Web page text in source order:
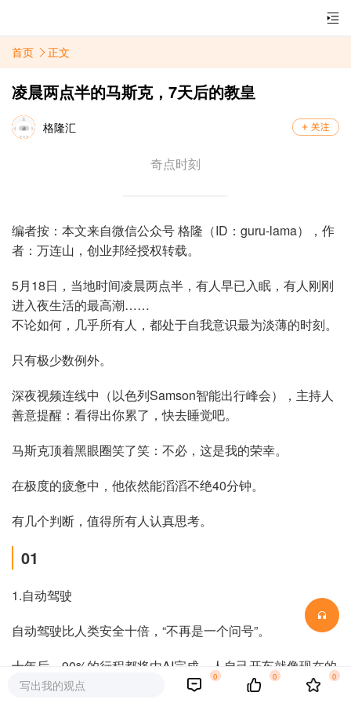
首页 正文
凌晨两点半的马斯克，7天后的教皇
格隆汇
奇点时刻
编者按：本文来自微信公众号 格隆（ID：guru-lama），作
者：万连山，创业邦经授权转载。
5月18日，当地时间凌晨两点半，有人早已入眠，有人刚刚
进入夜生活的最高潮……
不论如何，几乎所有人，都处于自我意识最为淡薄的时刻。
只有极少数例外。
深夜视频连线中（以色列Samson智能出行峰会），主持人
善意提醒：看得出你累了，快去睡觉吧。
马斯克顶着黑眼圈笑了笑：不必，这是我的荣幸。
在极度的疲惫中，他依然能滔滔不绝40分钟。
有几个判断，值得所有人认真思考。
01
1.自动驾驶
自动驾驶比人类安全十倍，“不再是一个问号”。
十年后，90%的行程都将由AI完成，人自己开车就像现在的
骑马一样，成为一种小众爱好。
写出我的观点
0 0 0